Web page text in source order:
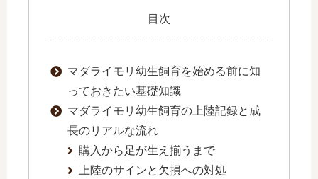
目次
マダライモリ幼生飼育を始める前に知
っておきたい基礎知識
マダライモリ幼生飼育の上陸記録と成
長のリアルな流れ
購入から足が生え揃うまで
上陸のサインと欠損への対処